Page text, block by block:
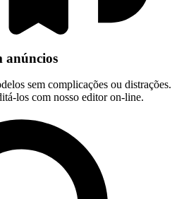
anúncios
sem complicações ou distrações.
los com nosso editor on-line.